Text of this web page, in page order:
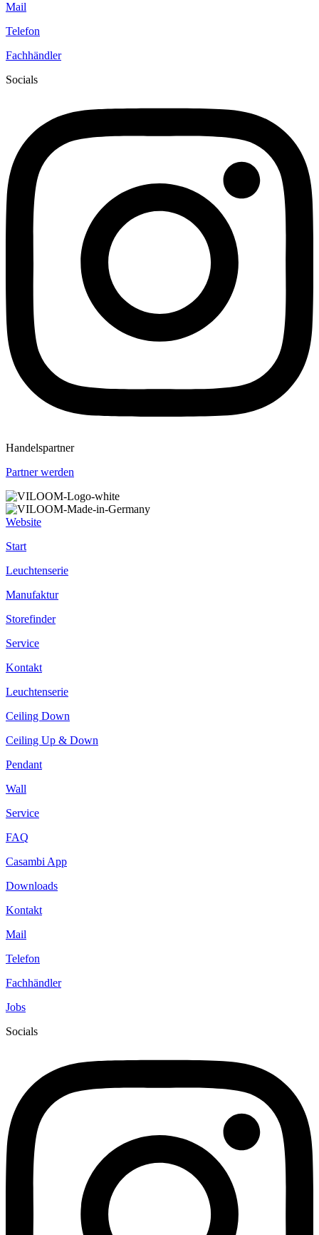
Mail
Telefon
Fachhändler
Socials
Handelspartner
Partner werden
Website
Start
Leuchtenserie
Manufaktur
Storefinder
Service
Kontakt
Leuchtenserie
Ceiling Down
Ceiling Up & Down
Pendant
Wall
Service
FAQ
Casambi App
Downloads
Kontakt
Mail
Telefon
Fachhändler
Jobs
Socials